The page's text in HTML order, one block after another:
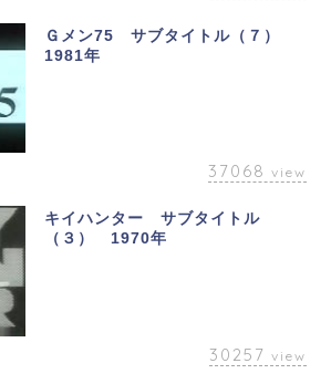
Ｇメン75 サブタイトル（７）
1981年
37068 view
キイハンター サブタイトル
（３） 1970年
30257 view